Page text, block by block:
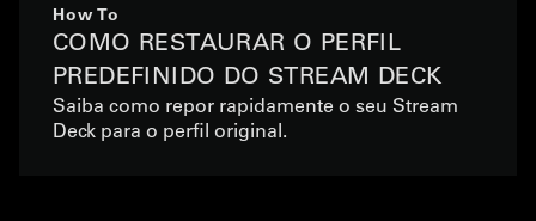
How To
COMO RESTAURAR O PERFIL
PREDEFINIDO DO STREAM DECK
Saiba como repor rapidamente o seu Stream
Deck para o perfil original.